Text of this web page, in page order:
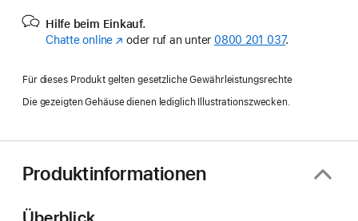
Hilfe beim Einkauf.
Chatte online (Öffnet
Fenster)
oder ruf an unter 0800 201 037.
Für dieses Produkt gelten gesetzliche Gewährleistungsrechte
Die gezeigten Gehäuse dienen lediglich Illustrationszwecken.
Produktinformationen